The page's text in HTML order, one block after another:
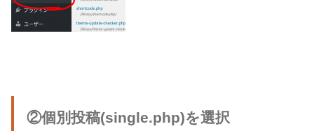
②個別投稿(single.php)を選択